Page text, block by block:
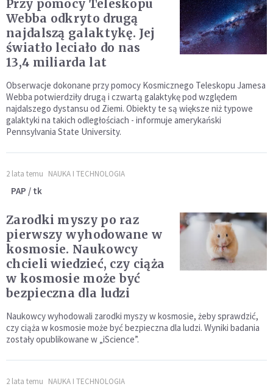
Przy pomocy Teleskopu
Webba odkryto drugą
najdalszą galaktykę. Jej
światło leciało do nas
13,4 miliarda lat
Obserwacje dokonane przy pomocy Kosmicznego Teleskopu Jamesa
Webba potwierdziły drugą i czwartą galaktykę pod względem
najdalszego dystansu od Ziemi. Obiekty te są większe niż typowe
galaktyki na takich odległościach - informuje amerykański
Pennsylvania State University.
2 lata temu NAUKA I TECHNOLOGIA
PAP / tk
Zarodki myszy po raz
pierwszy wyhodowane w
kosmosie. Naukowcy
chcieli wiedzieć, czy ciąża
w kosmosie może być
bezpieczna dla ludzi
Naukowcy wyhodowali zarodki myszy w kosmosie, żeby sprawdzić,
czy ciąża w kosmosie może być bezpieczna dla ludzi. Wyniki badania
zostały opublikowane w „iScience”.
2 lata temu NAUKA I TECHNOLOGIA